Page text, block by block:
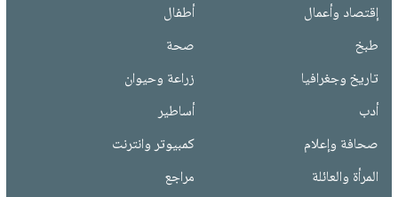
إقتصاد وأعمال
أطفال
طبخ
صحة
تاريخ وجغرافيا
زراعة وحيوان
أدب
أساطير
صحافة وإعلام
كمبيوتر وانترنت
المرأة والعائلة
مراجع